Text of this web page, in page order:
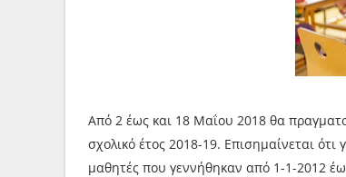
Από 2 έως και 18 Μαΐου 2018 θα
σχολικό έτος 2018-19. Επισημαίνεται
μαθητές που γεννήθηκαν από 1-1-2012